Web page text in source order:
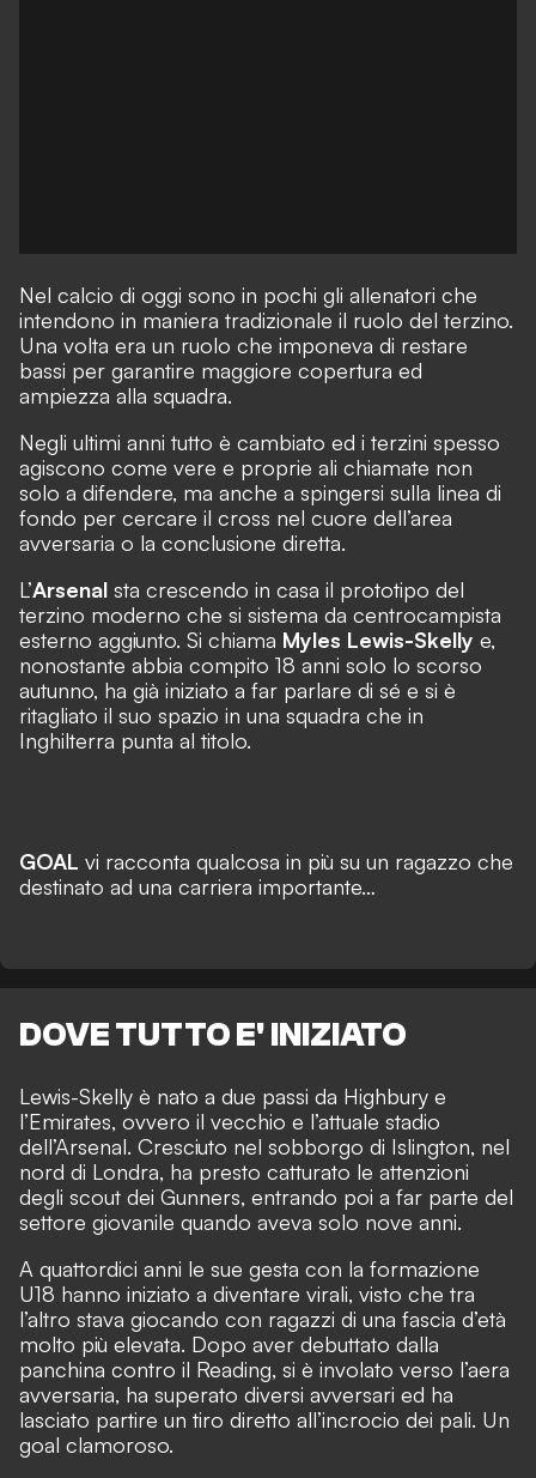
Nel calcio di oggi sono in pochi gli allenatori che
intendono in maniera tradizionale il ruolo del terzino.
Una volta era un ruolo che imponeva di restare
bassi per garantire maggiore copertura ed
ampiezza alla squadra.
Negli ultimi anni tutto è cambiato ed i terzini spesso
agiscono come vere e proprie ali chiamate non
solo a difendere, ma anche a spingersi sulla linea di
fondo per cercare il cross nel cuore dell’area
avversaria o la conclusione diretta.
L’Arsenal sta crescendo in casa il prototipo del
terzino moderno che si sistema da centrocampista
esterno aggiunto. Si chiama Myles Lewis-Skelly e,
nonostante abbia compito 18 anni solo lo scorso
autunno, ha già iniziato a far parlare di sé e si è
ritagliato il suo spazio in una squadra che in
Inghilterra punta al titolo.
GOAL vi racconta qualcosa in più su un ragazzo che
destinato ad una carriera importante…
DOVE TUTTO E' INIZIATO
Lewis-Skelly è nato a due passi da Highbury e
l’Emirates, ovvero il vecchio e l’attuale stadio
dell’Arsenal. Cresciuto nel sobborgo di Islington, nel
nord di Londra, ha presto catturato le attenzioni
degli scout dei Gunners, entrando poi a far parte del
settore giovanile quando aveva solo nove anni.
A quattordici anni le sue gesta con la formazione
U18 hanno iniziato a diventare virali, visto che tra
l’altro stava giocando con ragazzi di una fascia d’età
molto più elevata. Dopo aver debuttato dalla
panchina contro il Reading, si è involato verso l’aera
avversaria, ha superato diversi avversari ed ha
lasciato partire un tiro diretto all’incrocio dei pali. Un
goal clamoroso.